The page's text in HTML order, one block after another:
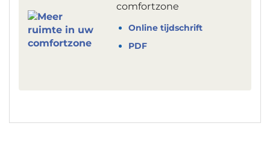
comfortzone
Online tijdschrift
PDF